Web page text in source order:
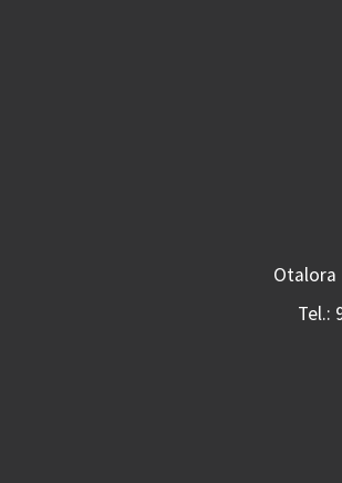
Otalora
Tel.: